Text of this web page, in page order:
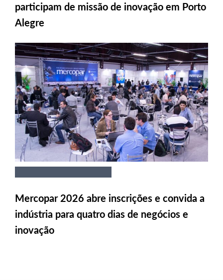
participam de missão de inovação em Porto
Alegre
Mercopar 2026 abre inscrições e convida a
indústria para quatro dias de negócios e
inovação